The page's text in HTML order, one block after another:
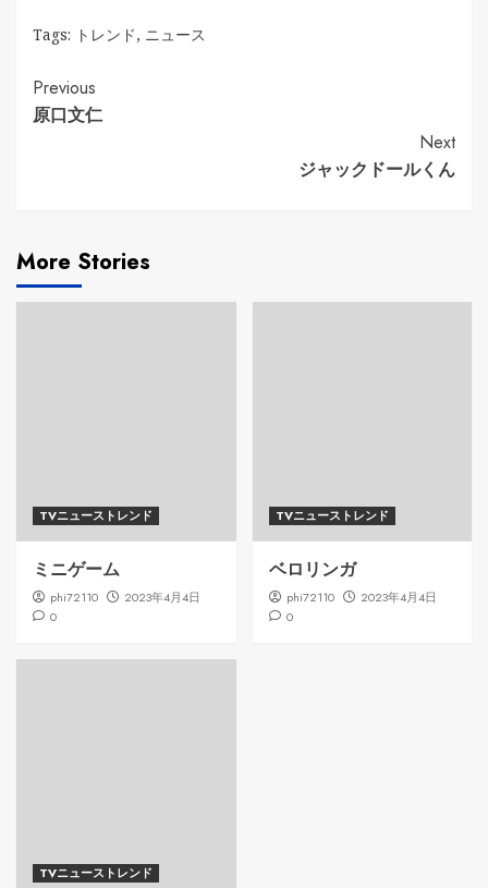
Tags: トレンド, ニュース
Continue
Reading
Previous
原口文仁
Next
ジャックドールくん
More Stories
TVニューストレンド
ミニゲーム
phi72110
2023年4月4日
0
TVニューストレンド
ベロリンガ
phi72110
2023年4月4日
0
TVニューストレンド